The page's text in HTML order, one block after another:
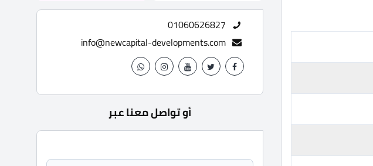
01060626827
info@newcapital-developments.com
أو تواصل معنا عبر